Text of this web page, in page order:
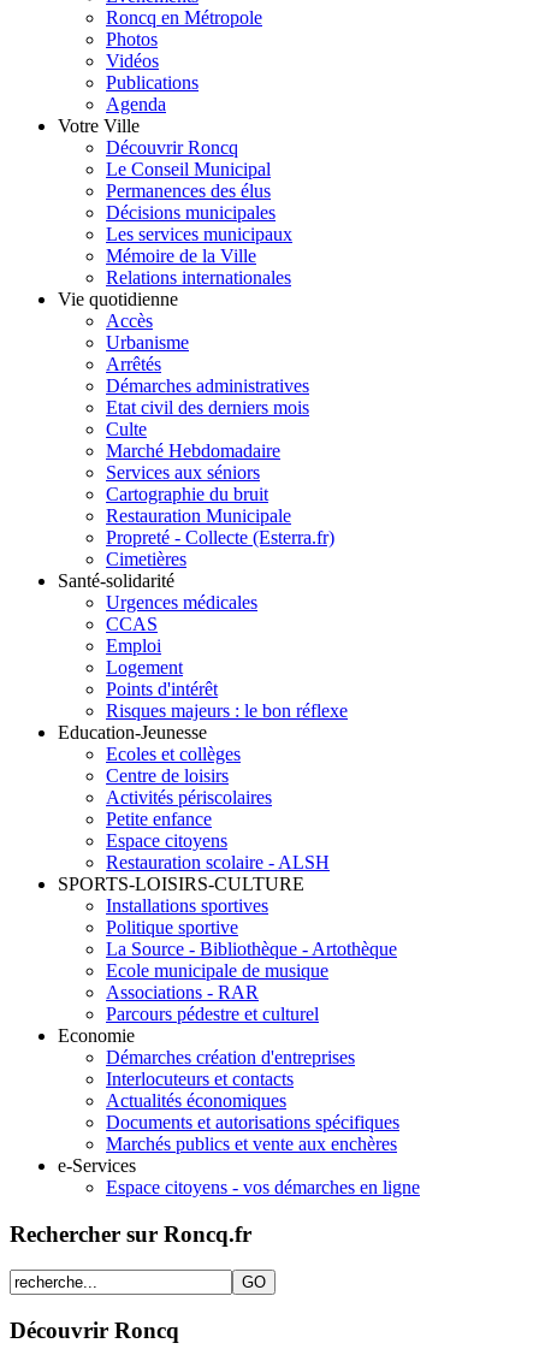
Roncq en Métropole
Photos
Vidéos
Publications
Agenda
Votre Ville
Découvrir Roncq
Le Conseil Municipal
Permanences des élus
Décisions municipales
Les services municipaux
Mémoire de la Ville
Relations internationales
Vie quotidienne
Accès
Urbanisme
Arrêtés
Démarches administratives
Etat civil des derniers mois
Culte
Marché Hebdomadaire
Services aux séniors
Cartographie du bruit
Restauration Municipale
Propreté - Collecte (Esterra.fr)
Cimetières
Santé-solidarité
Urgences médicales
CCAS
Emploi
Logement
Points d'intérêt
Risques majeurs : le bon réflexe
Education-Jeunesse
Ecoles et collèges
Centre de loisirs
Activités périscolaires
Petite enfance
Espace citoyens
Restauration scolaire - ALSH
SPORTS-LOISIRS-CULTURE
Installations sportives
Politique sportive
La Source - Bibliothèque - Artothèque
Ecole municipale de musique
Associations - RAR
Parcours pédestre et culturel
Economie
Démarches création d'entreprises
Interlocuteurs et contacts
Actualités économiques
Documents et autorisations spécifiques
Marchés publics et vente aux enchères
e-Services
Espace citoyens - vos démarches en ligne
Rechercher sur Roncq.fr
Découvrir Roncq